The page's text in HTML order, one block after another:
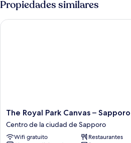
Main
Building,
2
individuales
Propiedades similares
The
Royal
Park
Canvas
The Royal Park Canvas –
Centro de la ciudad de Sapporo
Wifi gratuito
Restaurantes
The Royal Park Canvas – Sapporo